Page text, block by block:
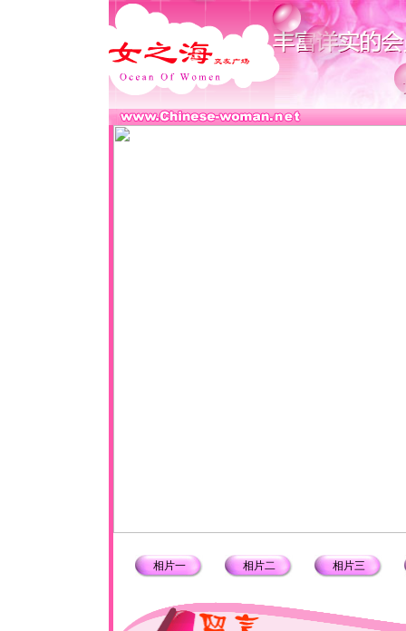
相片一 相片二 相片三